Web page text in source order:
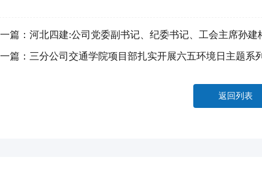
一篇： 河北四建:公司党委副书记、纪委书记、工会主席孙
工作
篇： 三分公司交通学院项目部扎实开展六五环境日主题系
返回列表